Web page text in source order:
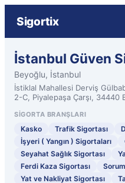
Sigortix
İstanbul Güven
Beyoğlu, İstanbul
İstiklal Mahallesi Derviş
2-C, Piyalepaşa Çarşı, 34440
SIGORTA BRANŞLARI
Kasko Trafik Sigortası
İşyeri ( Yangın ) Sigortaları
Seyahat Sağlık Sigortası
Ferdi Kaza Sigortası
Yat ve Nakliyat Sigortası